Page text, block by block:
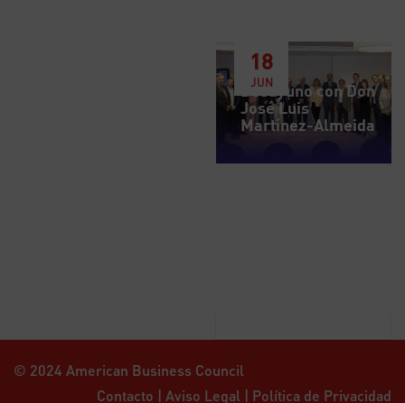
18
JUN
Desayuno con Don
José Luis
Martínez-Almeida
© 2024 American Business Council
Contacto | Aviso Legal | Política de Privacidad